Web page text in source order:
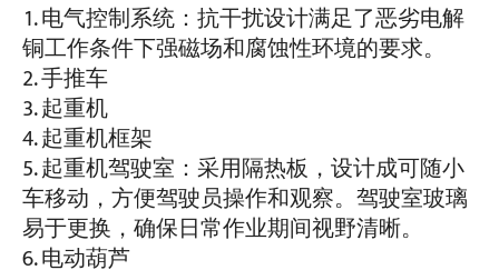
电气控制系统：抗干扰设计满足了恶劣电解
铜工作条件下强磁场和腐蚀性环境的要求。
手推车
起重机
起重机框架
起重机驾驶室：采用隔热板，设计成可随小
车移动，方便驾驶员操作和观察。驾驶室玻璃
易于更换，确保日常作业期间视野清晰。
电动葫芦